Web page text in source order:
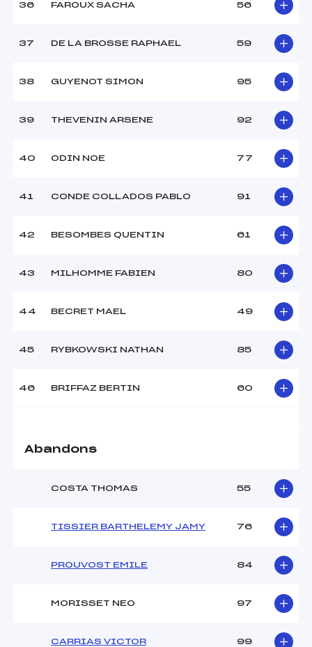
36 FAROUX SACHA 56
37 DE LA BROSSE RAPHAEL 59
38 GUYENOT SIMON 95
39 THEVENIN ARSENE 92
40 ODIN NOE 77
41 CONDE COLLADOS PABLO 91
42 BESOMBES QUENTIN 61
43 MILHOMME FABIEN 80
44 BECRET MAEL 49
45 RYBKOWSKI NATHAN 85
46 BRIFFAZ BERTIN 60
Abandons
COSTA THOMAS 55
TISSIER BARTHELEMY JAMY 76
PROUVOST EMILE 84
MORISSET NEO 97
CARRIAS VICTOR 99